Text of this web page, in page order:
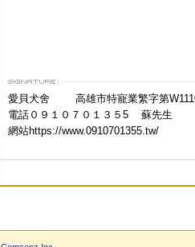
愛貝犬舍 高雄市特寵業繁
電話０９１０７０１３５5 蘇先生
網站https://www.0910701355.tw/